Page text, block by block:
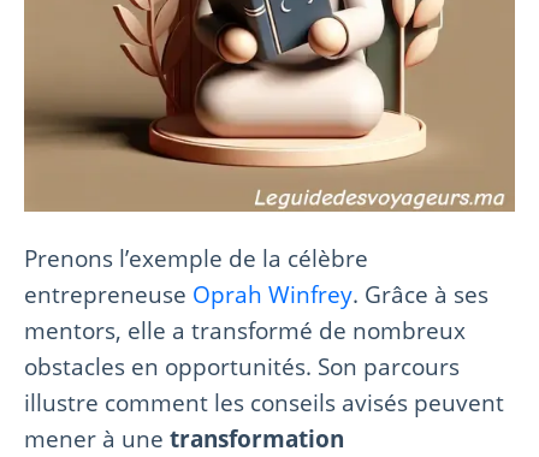
Prenons l’exemple de la célèbre
entrepreneuse Oprah Winfrey. Grâce à ses
mentors, elle a transformé de nombreux
obstacles en opportunités. Son parcours
illustre comment les conseils avisés peuvent
mener à une transformation